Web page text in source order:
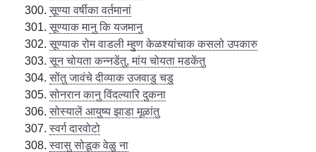
सूण्या वर्षीका वर्तमानां
सूण्याक मानु कि यजमानु
सूण्याक रोम वाडली म्हुण केळश्यांचाक कसलो उपकारु
सून चोयता कन्नडेंतु, मांय चोयता मडकेंतु
सोंतु जावंचे दीव्याक उजवाडु चडु
सोनरान कानु विंदल्यारि दुकना
सोस्यालें आयुष्य झाडा मूळांतु
स्वर्ग दारवोटो
स्वासु सोडूक वेळु ना